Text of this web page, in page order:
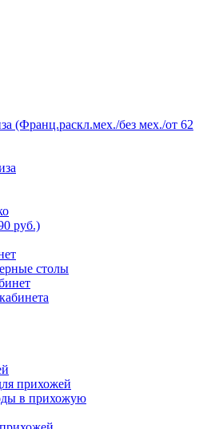
(Франц.раскл.мех./без мех./от 62
руб.)
столы
прихожей
в прихожую